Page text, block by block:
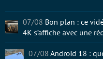
07/08 Bon plan : ce
4K s’affiche avec une
07/08 Android 18 :